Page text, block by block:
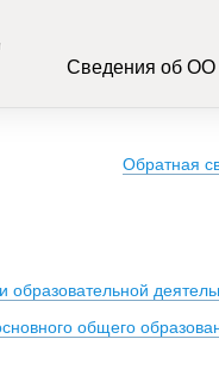
Сведения об ОО
Обратная
образовательной
общего